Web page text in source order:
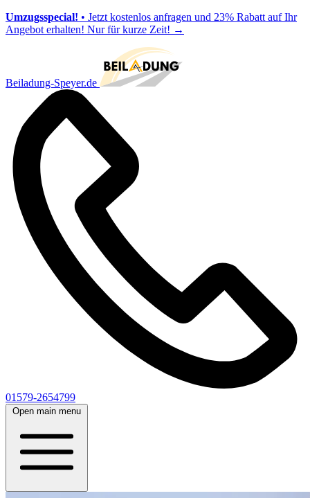
Umzugsspecial! • Jetzt kostenlos anfragen und 23% Rabatt auf Ihr
Angebot erhalten! Nur für kurze Zeit! →
Beiladung-Speyer.de
01579-2654799
Open main menu